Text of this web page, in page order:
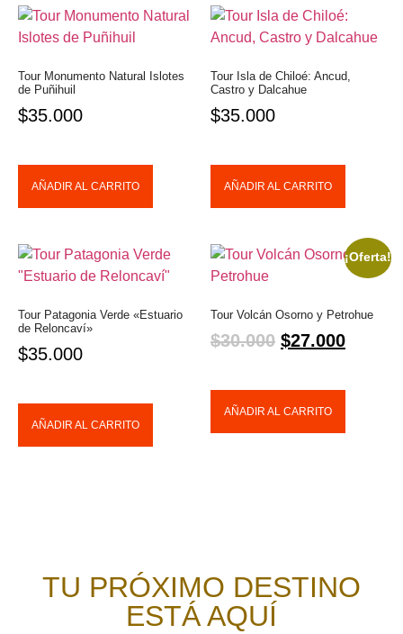
Tour Monumento Natural Islotes
de Puñihuil
$35.000
AÑADIR AL CARRITO
Tour Isla de Chiloé: Ancud,
Castro y Dalcahue
$35.000
AÑADIR AL CARRITO
Tour Patagonia Verde «Estuario
de Reloncaví»
$35.000
AÑADIR AL CARRITO
¡Oferta!
Tour Volcán Osorno y Petrohue
$30.000 $27.000
AÑADIR AL CARRITO
TU PRÓXIMO DESTINO
ESTÁ AQUÍ